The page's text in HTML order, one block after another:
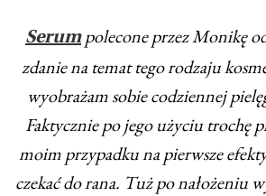
Serumpolecone przez Monikę
zdanie na temat tego rodzaju
wyobrażam sobie codziennej
Faktycznie po jego użyciu trochę
moim przypadku na pierwsze
czekać do rana. Tuż po nałożeniu